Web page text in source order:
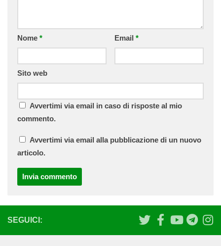
Nome * Email *
Sito web
Avvertimi via email in caso di risposte al mio
commento.
Avvertimi via email alla pubblicazione di un nuovo
articolo.
SEGUICI: